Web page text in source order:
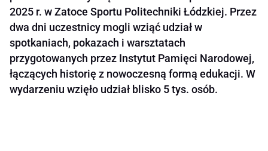
2025 r. w Zatoce Sportu Politechniki Łódzkiej. Przez
dwa dni uczestnicy mogli wziąć udział w
spotkaniach, pokazach i warsztatach
przygotowanych przez Instytut Pamięci Narodowej,
łączących historię z nowoczesną formą edukacji. W
wydarzeniu wzięło udział blisko 5 tys. osób.